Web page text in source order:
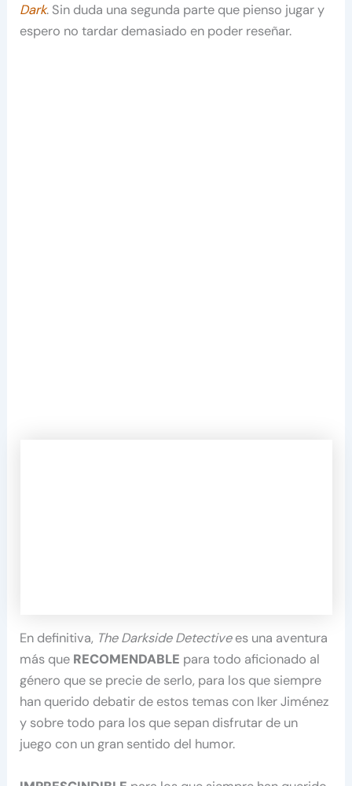
Dark. Sin duda una segunda parte que pienso jugar y
espero no tardar demasiado en poder reseñar.
En definitiva, The Darkside Detectivees una aventura
más que RECOMENDABLE para todo aficionado al
género que se precie de serlo, para los que siempre
han querido debatir de estos temas con Iker Jiménez
y sobre todo para los que sepan disfrutar de un
juego con un gran sentido del humor.